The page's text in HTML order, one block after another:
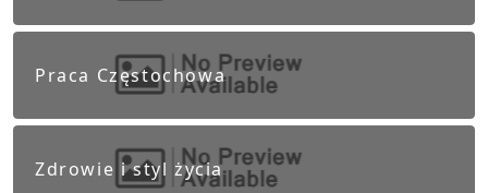
Praca Częstochowa
Zdrowie i styl życia